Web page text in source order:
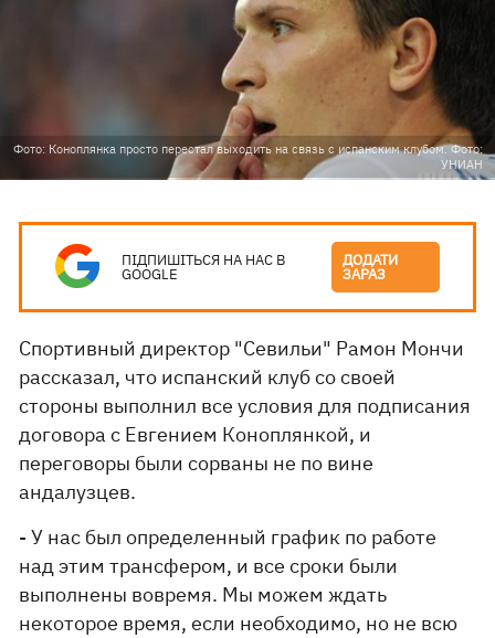
Фото: Коноплянка просто перестал выходить на связь с испанским клубом. Фото:
УНИАН
ПІДПИШІТЬСЯ НА НАС В
GOOGLE
ДОДАТИ
ЗАРАЗ
Спортивный директор "Севильи" Рамон Мончи
рассказал, что испанский клуб со своей
стороны выполнил все условия для подписания
договора с Евгением Коноплянкой, и
переговоры были сорваны не по вине
андалузцев.
- У нас был определенный график по работе
над этим трансфером, и все сроки были
выполнены вовремя. Мы можем ждать
некоторое время, если необходимо, но не всю